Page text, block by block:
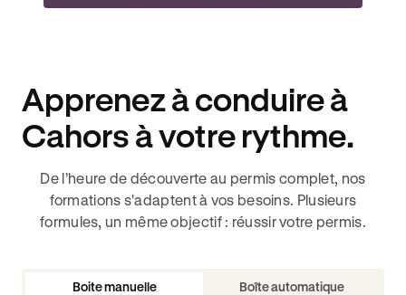
Apprenez à conduire à
Cahors à votre rythme.
De l’heure de découverte au permis complet, nos
formations s'adaptent à vos besoins. Plusieurs
formules, un même objectif : réussir votre permis.
Boite manuelle Boîte automatique